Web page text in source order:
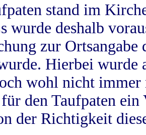
stand im
wurde deshalb
zur
Hierbei wurde
wohl nicht
den Taufpaten
der Richtigkeit